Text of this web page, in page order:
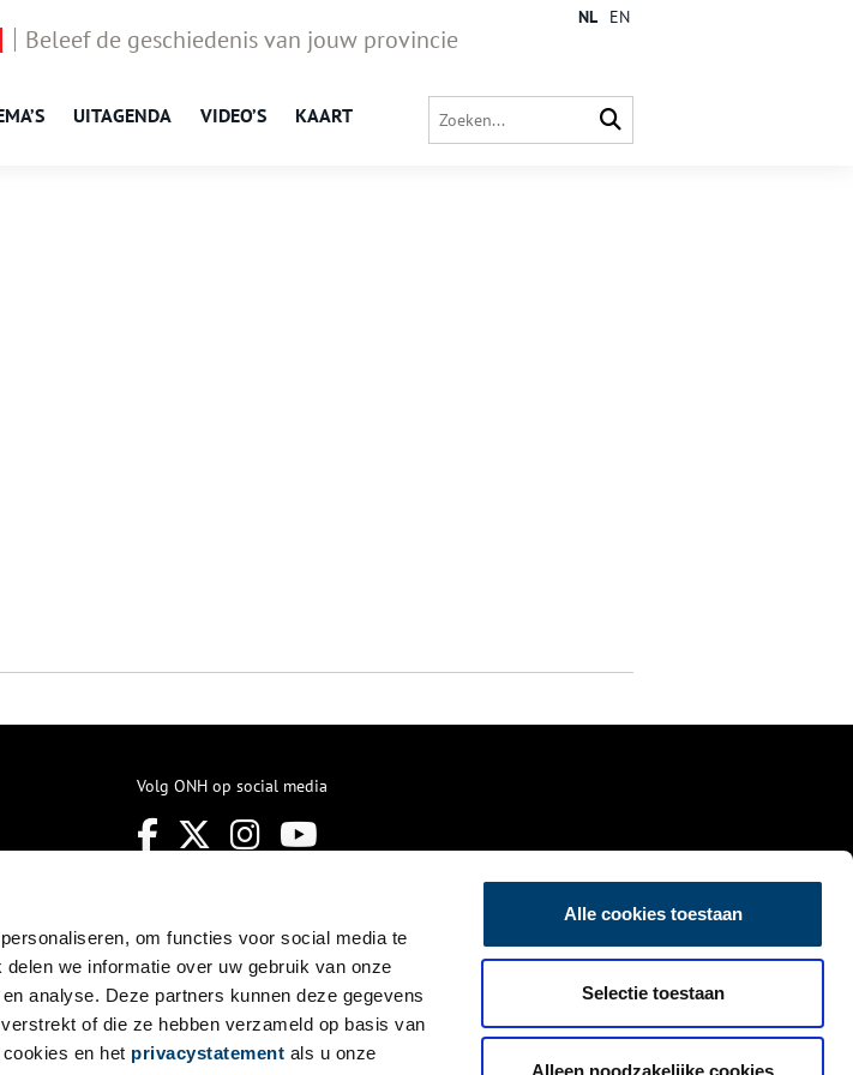
om functies voor social media te
we informatie over uw gebruik van onze
analyse. Deze partners kunnen deze gegevens
of die ze hebben verzameld op basis van
en het privacystatement als u onze
Alle cookies toestaan
Selectie toestaan
Alleen noodzakelijke cookies
Beleef de geschiedenis van jouw provincie
UITAGENDA VIDEO’S KAART
NL EN
Volg ONH op social media